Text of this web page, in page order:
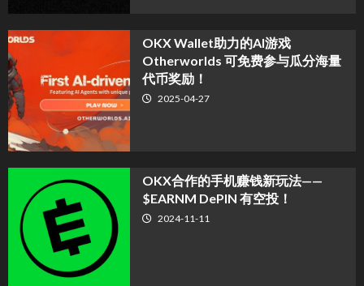
OKX Wallet助力的AI游戏
Otherworlds 可免费参与瓜分海量
代币奖励！
2025-04-27
OKX合作的手机赚钱新玩法——
$EARNM DePIN 有空投！
2024-11-11